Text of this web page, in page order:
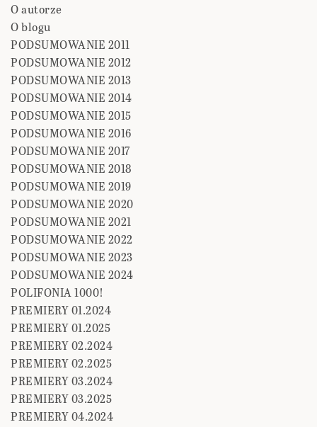
O autorze
O blogu
PODSUMOWANIE 2011
PODSUMOWANIE 2012
PODSUMOWANIE 2013
PODSUMOWANIE 2014
PODSUMOWANIE 2015
PODSUMOWANIE 2016
PODSUMOWANIE 2017
PODSUMOWANIE 2018
PODSUMOWANIE 2019
PODSUMOWANIE 2020
PODSUMOWANIE 2021
PODSUMOWANIE 2022
PODSUMOWANIE 2023
PODSUMOWANIE 2024
POLIFONIA 1000!
PREMIERY 01.2024
PREMIERY 01.2025
PREMIERY 02.2024
PREMIERY 02.2025
PREMIERY 03.2024
PREMIERY 03.2025
PREMIERY 04.2024